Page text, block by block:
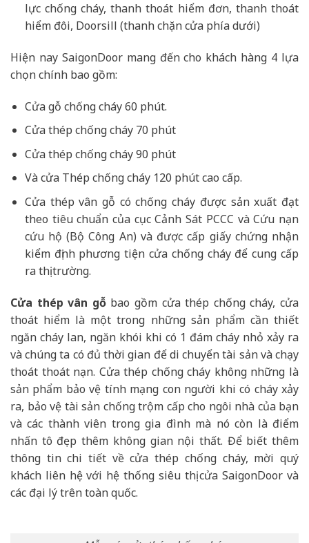
lực chống cháy, thanh thoát hiểm đơn, thanh thoát
hiểm đôi, Doorsill (thanh chặn cửa phía dưới)
Hiện nay SaigonDoor mang đến cho khách hàng 4 lựa
chọn chính bao gồm:
Cửa gỗ chống cháy 60 phút.
Cửa thép chống cháy 70 phút
Cửa thép chống cháy 90 phút
Và cửa Thép chống cháy 120 phút cao cấp.
Cửa thép vân gỗ có chống cháy được sản xuất đạt
theo tiêu chuẩn của cục Cảnh Sát PCCC và Cứu nạn
cứu hộ (Bộ Công An) và được cấp giấy chứng nhận
kiểm định phương tiện cửa chống cháy để cung cấp
ra thị trường.
Cửa thép vân gỗbao gồm cửa thép chống cháy, cửa
thoát hiểm là một trong những sản phẩm cần thiết
ngăn cháy lan, ngăn khói khi có 1 đám cháy nhỏ xảy ra
và chúng ta có đủ thời gian để di chuyển tài sản và chạy
thoát thoát nạn. Cửa thép chống cháy không những là
sản phẩm bảo vệ tính mạng con người khi có cháy xảy
ra, bảo vệ tài sản chống trộm cấp cho ngôi nhà của bạn
và các thành viên trong gia đình mà nó còn là điểm
nhấn tô đẹp thêm không gian nội thất. Để biết thêm
thông tin chi tiết về cửa thép chống cháy, mời quý
khách liên hệ với hệ thống siêu thị cửa SaigonDoor và
các đại lý trên toàn quốc.